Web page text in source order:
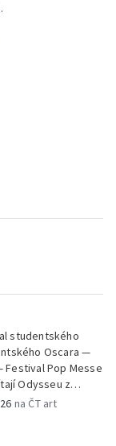
studentského
Oscara —
Festival Pop Messe
Odysseu z
na ČT art